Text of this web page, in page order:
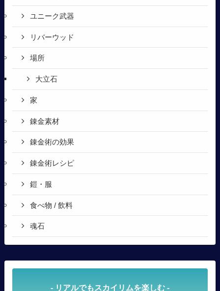
ユニーク武器
リバーウッド
場所
大立石
家
錬金素材
錬金術の効果
錬金術レシピ
鎧・服
食べ物 / 飲料
魂石
- リアルでもスカイリムを楽しむ -